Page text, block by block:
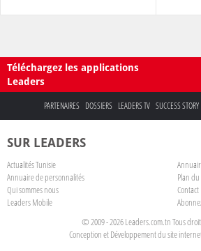
Téléchargez les applications
Leaders
PARTENAIRES DOSSIERS LEADERS TV SUCCESS STORY
SUR LEADERS
Actualités Tunisie
Annuaire de personnalités
Plan
Qui sommes nous
Contact
Leaders Mobile
© 2009 - 2026 Leaders.com.tn Tous
Conception et Développement du site